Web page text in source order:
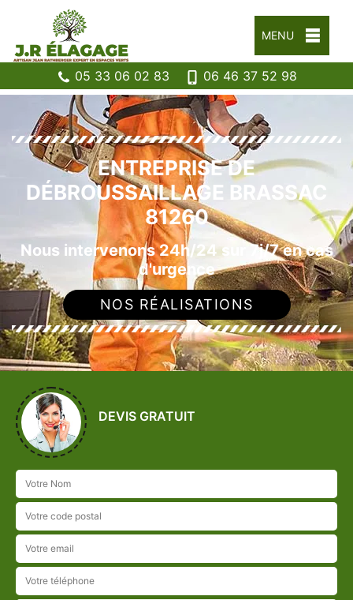
MENU
05 33 06 02 83 06 46 37 52 98
ENTREPRISE DE
DÉBROUSSAILLAGE BRASSAC
81260
Nous intervenons 24h/24 sur 7j/7 en cas
d'urgence
NOS RÉALISATIONS
DEVIS GRATUIT